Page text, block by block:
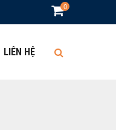
0
LIÊN HỆ